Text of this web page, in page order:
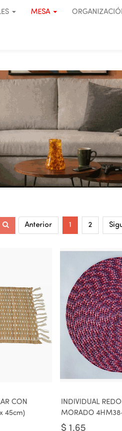
MESA
Anterior 1 2
CON
45cm)
INDIVIDUAL
MORADO
$ 1.65